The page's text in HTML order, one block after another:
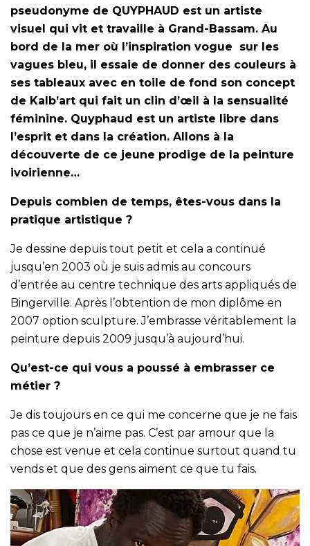
pseudonyme de QUYPHAUD est un artiste
visuel qui vit et travaille à Grand-Bassam. Au
bord de la mer où l’inspiration vogue sur les
vagues bleu, il essaie de donner des couleurs à
ses tableaux avec en toile de fond son concept
de Kalb’art qui fait un clin d’œil à la sensualité
féminine. Quyphaud est un artiste libre dans
l’esprit et dans la création. Allons à la
découverte de ce jeune prodige de la peinture
ivoirienne…
Depuis combien de temps, êtes-vous dans la
pratique artistique ?
Je dessine depuis tout petit et cela a continué
jusqu’en 2003 où je suis admis au concours
d’entrée au centre technique des arts appliqués de
Bingerville. Après l’obtention de mon diplôme en
2007 option sculpture. J’embrasse véritablement la
peinture depuis 2009 jusqu’à aujourd’hui.
Qu’est-ce qui vous a poussé à embrasser ce
métier ?
Je dis toujours en ce qui me concerne que je ne fais
pas ce que je n’aime pas. C’est par amour que la
chose est venue et cela continue surtout quand tu
vends et que des gens aiment ce que tu fais.